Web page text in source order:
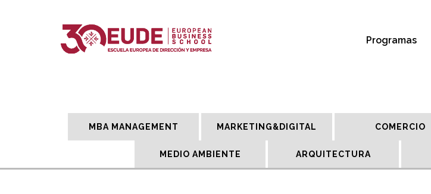
Programas
MBA MANAGEMENT MARKETING&DIGITAL COMERCIO
MEDIO AMBIENTE ARQUITECTURA